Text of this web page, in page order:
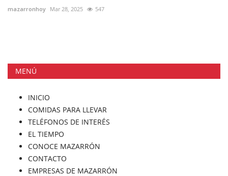
mazarronhoy Mar 28, 2025 547
MENÚ
INICIO
COMIDAS PARA LLEVAR
TELÉFONOS DE INTERÉS
EL TIEMPO
CONOCE MAZARRÓN
CONTACTO
EMPRESAS DE MAZARRÓN